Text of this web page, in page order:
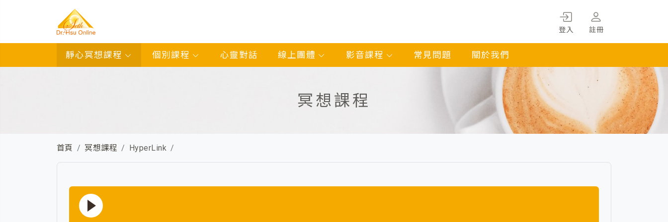
登入 註冊
靜心冥想課程 個別課程 心靈對話 線上團體 影音課程 常見問題 關於我們
冥想課程
首頁 冥想課程 HyperLink